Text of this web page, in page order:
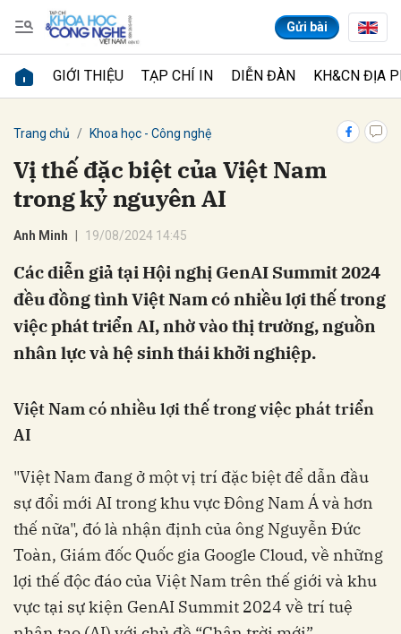
Gửi bài
GIỚI THIỆU TẠP CHÍ IN DIỄN ĐÀN KH&CN ĐỊA
Trang chủ Khoa học - Công nghệ
Vị thế đặc biệt của Việt Nam
trong kỷ nguyên AI
Anh Minh 19/08/2024 14:45
Các diễn giả tại Hội nghị GenAI Summit 2024
đều đồng tình Việt Nam có nhiều lợi thế trong
việc phát triển AI, nhờ vào thị trường, nguồn
nhân lực và hệ sinh thái khởi nghiệp.
Việt Nam có nhiều lợi thế trong việc phát triển
AI
"Việt Nam đang ở một vị trí đặc biệt để dẫn đầu
sự đổi mới AI trong khu vực Đông Nam Á và hơn
thế nữa", đó là nhận định của ông Nguyễn Đức
Toàn, Giám đốc Quốc gia Google Cloud, về những
lợi thế độc đáo của Việt Nam trên thế giới và khu
vực tại sự kiện GenAI Summit 2024 về trí tuệ
Gửi bình luận
Hủy Gửi